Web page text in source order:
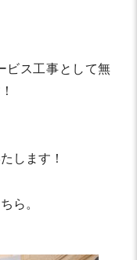
ビス工事として無
します！
ら。